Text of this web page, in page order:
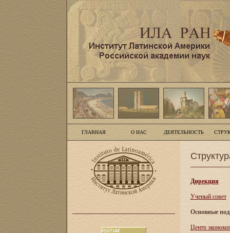
ГЛАВНАЯ О НАС ДЕЯТЕЛЬНОСТЬ
Дирекция
Ученый совет
Основные
Центр